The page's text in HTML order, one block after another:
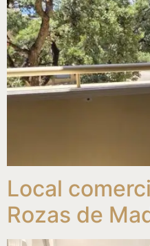
Local
Rozas de